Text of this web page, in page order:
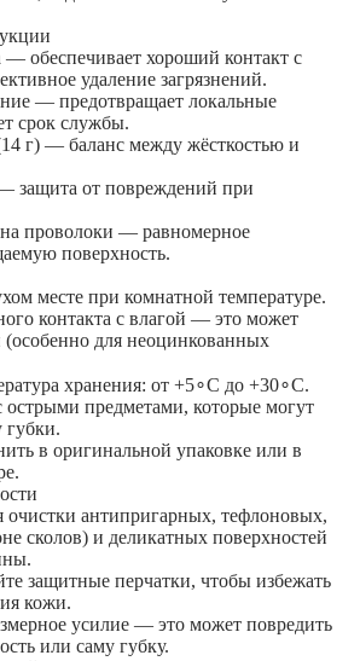
— обеспечивает хороший контакт с
удаление загрязнений.
— предотвращает локальные
срок службы.
г) — баланс между жёсткостью и
защита от повреждений при
проволоки — равномерное
поверхность.
месте при комнатной температуре.
контакта с влагой — это может
(особенно для неоцинкованных
хранения: от +5∘C до +30∘C.
острыми предметами, которые могут
губки.
в оригинальной упаковке или в
очистки антипригарных, тефлоновых,
сколов) и деликатных поверхностей
защитные перчатки, чтобы избежать
кожи.
усилие — это может повредить
или саму губку.